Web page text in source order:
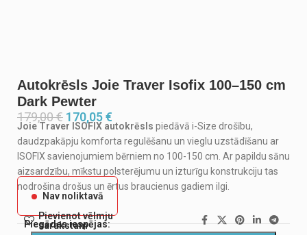
Autokrēsls Joie Traver Isofix 100–150 cm
Dark Pewter
179,00€ 170,05€
Joie Traver ISOFIX autokrēsls piedāvā i-Size drošību,
daudzpakāpju komforta regulēšanu un vieglu uzstādīšanu ar
ISOFIX savienojumiem bērniem no 100-150 cm. Ar papildu sānu
aizsardzību, mīkstu polsterējumu un izturīgu konstrukciju tas
nodrošina drošus un ērtus braucienus gadiem ilgi.
Nav noliktavā
Pievienot vēlmju
sarakstam
Piegādes iespējas: